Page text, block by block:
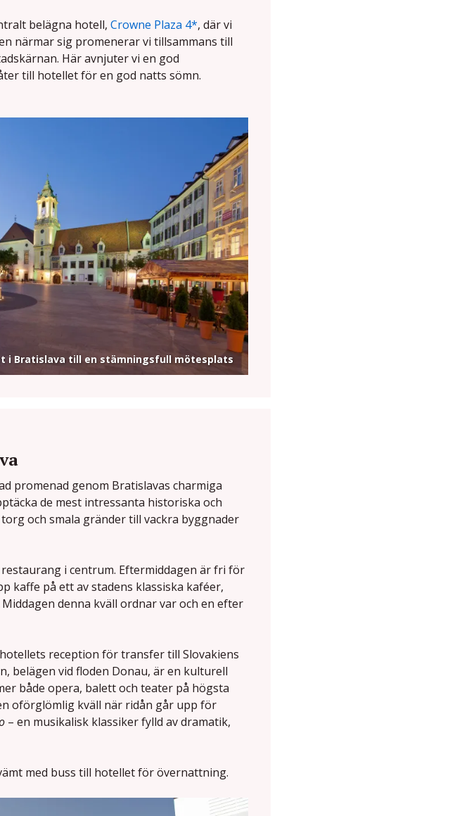
belägna hotell, Crowne Plaza 4*, där vi
närmar sig promenerar vi tillsammans till
Här avnjuter vi en god
till hotellet för en god natts sömn.
i Bratislava till en stämningsfull mötesplats
promenad genom Bratislavas charmiga
de mest intressanta historiska och
och smala gränder till vackra byggnader
i centrum. Eftermiddagen är fri för
kaffe på ett av stadens klassiska kaféer,
denna kväll ordnar var och en efter
reception för transfer till Slovakiens
belägen vid floden Donau, är en kulturell
både opera, balett och teater på högsta
oförglömlig kväll när ridån går upp för
– en musikalisk klassiker fylld av dramatik,
med buss till hotellet för övernattning.